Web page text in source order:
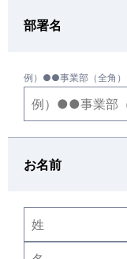
部署名
例）●●事業部（全角）
お名前